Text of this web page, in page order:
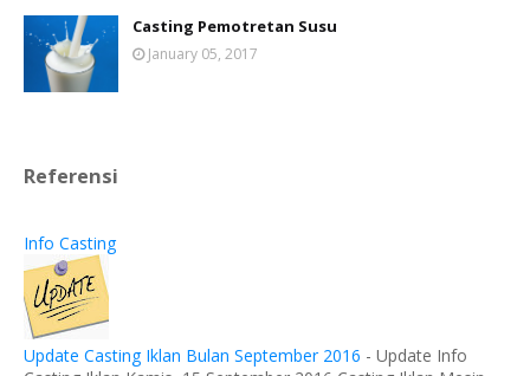
Casting Pemotretan Susu
January 05, 2017
Referensi
Info Casting
Update Casting Iklan Bulan September 2016 - Update Info